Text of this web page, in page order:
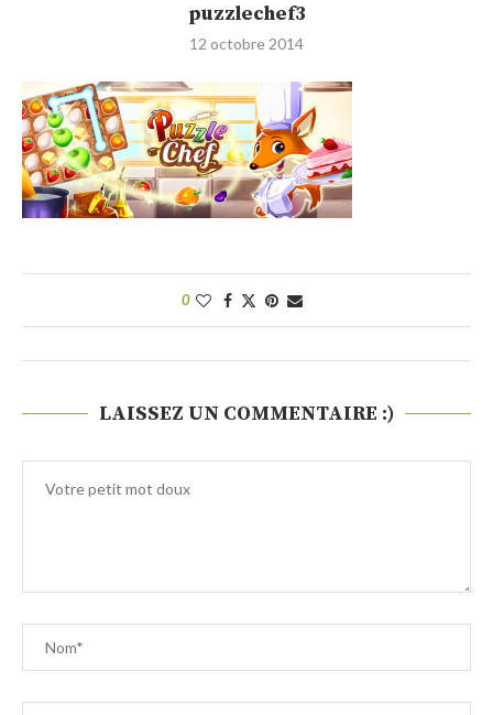
puzzlechef3
12 octobre 2014
0
LAISSEZ UN COMMENTAIRE :)